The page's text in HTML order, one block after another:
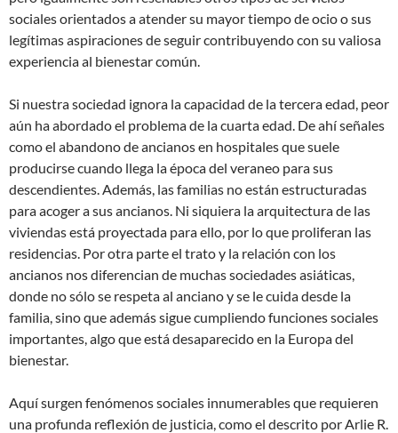
sociales orientados a atender su mayor tiempo de ocio o sus
legítimas aspiraciones de seguir contribuyendo con su valiosa
experiencia al bienestar común.
Si nuestra sociedad ignora la capacidad de la tercera edad, peor
aún ha abordado el problema de la cuarta edad. De ahí señales
como el abandono de ancianos en hospitales que suele
producirse cuando llega la época del veraneo para sus
descendientes. Además, las familias no están estructuradas
para acoger a sus ancianos. Ni siquiera la arquitectura de las
viviendas está proyectada para ello, por lo que proliferan las
residencias. Por otra parte el trato y la relación con los
ancianos nos diferencian de muchas sociedades asiáticas,
donde no sólo se respeta al anciano y se le cuida desde la
familia, sino que además sigue cumpliendo funciones sociales
importantes, algo que está desaparecido en la Europa del
bienestar.
Aquí surgen fenómenos sociales innumerables que requieren
una profunda reflexión de justicia, como el descrito por Arlie R.